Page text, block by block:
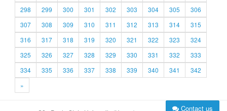
298
299 300 301 302 303 304 305
306
307
308 309 310 311 312 313 314
315
316
317 318 319 320 321 322 323
324
325
326 327 328 329 330 331 332
333
334
335 336 337 338 339 340 341
342
»
Contact us